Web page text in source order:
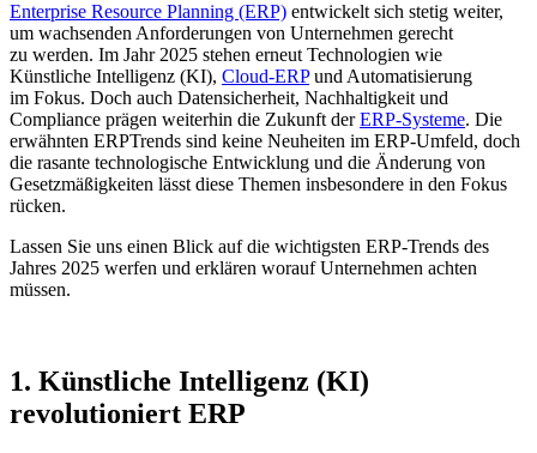
Enterprise Resource Planning (ERP) entwickelt sich stetig weiter,
um wachsenden Anforderungen von Unternehmen gerecht
zu werden. Im Jahr 2025 stehen erneut Technologien wie
Künstliche Intelligenz (KI), Cloud-ERPund Automatisierung
im Fokus. Doch auch Datensicherheit, Nachhaltigkeit und
Compliance prägen weiterhin die Zukunft derERP-Systeme. Die
erwähnten ERPTrends sind keine Neuheiten im ERP-Umfeld, doch
die rasante technologische Entwicklung und die Änderung von
Gesetzmäßigkeiten lässt diese Themen insbesondere in den Fokus
rücken.
Lassen Sie uns einen Blick auf die wichtigsten ERP-Trends des
Jahres 2025 werfen und erklären worauf Unternehmen achten
müssen.
1. Künstliche Intelligenz (KI)
revolutioniert ERP